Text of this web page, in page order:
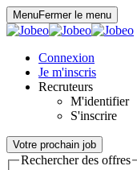
MenuFermer le menu
Connexion
Je m'inscris
Recruteurs
M'identifier
S'inscrire
Votre prochain job
Rechercher des offres
Panneau de gestion des